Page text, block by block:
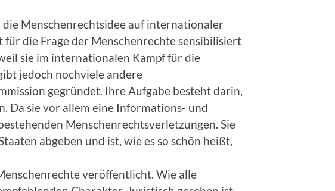
Menschenrechtsidee auf internationaler
für die Frage der Menschenrechte sensibilisiert
sie im internationalen Kampf für die
jedoch nochviele andere
gegründet. Ihre Aufgabe besteht darin,
Da sie vor allem eine Informations- und
Menschenrechtsverletzungen. Sie
abgeben und ist, wie es so schön heißt,
veröffentlicht. Wie alle